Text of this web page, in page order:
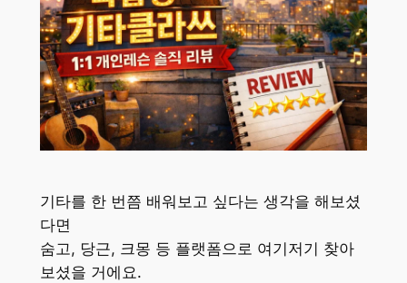
기타를 한 번쯤 배워보고 싶다는 생각을 해보셨
다면
숨고, 당근, 크몽 등 플랫폼으로 여기저기 찾아
보셨을 거에요.